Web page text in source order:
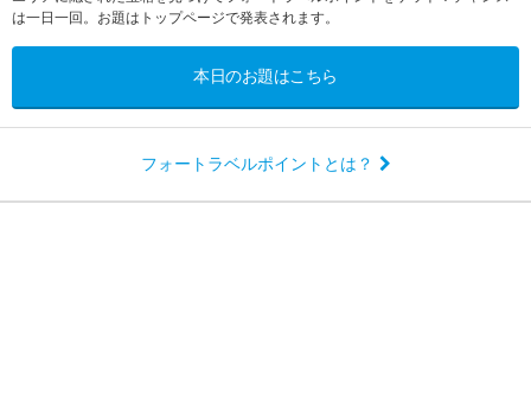
は一日一回。お題はトップページで発表されます。
本日のお題はこちら
フォートラベルポイントとは？